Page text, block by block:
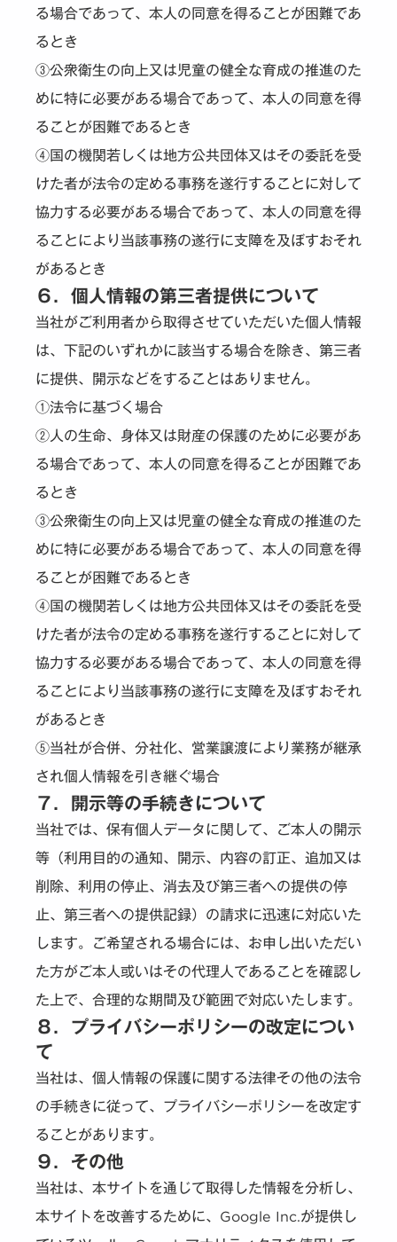
る場合であって、本人の同意を得ることが困難であ
るとき
③公衆衛生の向上又は児童の健全な育成の推進のた
めに特に必要がある場合であって、本人の同意を得
ることが困難であるとき
④国の機関若しくは地方公共団体又はその委託を受
けた者が法令の定める事務を遂行することに対して
協力する必要がある場合であって、本人の同意を得
ることにより当該事務の遂行に支障を及ぼすおそれ
があるとき
６．個人情報の第三者提供について
当社がご利用者から取得させていただいた個人情報
は、下記のいずれかに該当する場合を除き、第三者
に提供、開示などをすることはありません。
①法令に基づく場合
②人の生命、身体又は財産の保護のために必要があ
る場合であって、本人の同意を得ることが困難であ
るとき
③公衆衛生の向上又は児童の健全な育成の推進のた
めに特に必要がある場合であって、本人の同意を得
ることが困難であるとき
④国の機関若しくは地方公共団体又はその委託を受
けた者が法令の定める事務を遂行することに対して
協力する必要がある場合であって、本人の同意を得
ることにより当該事務の遂行に支障を及ぼすおそれ
があるとき
⑤当社が合併、分社化、営業譲渡により業務が継承
され個人情報を引き継ぐ場合
７．開示等の手続きについて
当社では、保有個人データに関して、ご本人の開示
等（利用目的の通知、開示、内容の訂正、追加又は
削除、利用の停止、消去及び第三者への提供の停
止、第三者への提供記録）の請求に迅速に対応いた
します。ご希望される場合には、お申し出いただい
た方がご本人或いはその代理人であることを確認し
た上で、合理的な期間及び範囲で対応いたします。
８．プライバシーポリシーの改定につい
て
当社は、個人情報の保護に関する法律その他の法令
の手続きに従って、プライバシーポリシーを改定す
ることがあります。
９．その他
当社は、本サイトを通じて取得した情報を分析し、
本サイトを改善するために、Google Inc.が提供し